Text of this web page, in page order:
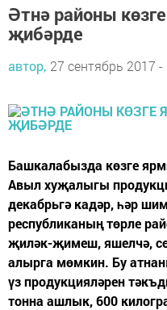
Әтнә районы
җибәрде
автор, 27 сентябрь 2017 -
Башкалабызда көзге
Авыл хуҗалыгы
декабрьгә кадәр, һәр
республиканың төрле
җиләк-җимеш, яшелчә,
алырга мөмкин. Бу
үз продукцияләрен
тонна ашлык, 600